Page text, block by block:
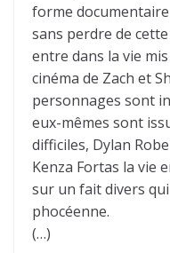
forme
sans perdre de
entre dans la vie
cinéma de Zach et
personnages sont
eux-mêmes sont
difficiles, Dylan
Kenza Fortas la vie
sur un fait divers
phocéenne.
(…)